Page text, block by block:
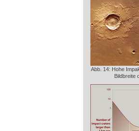
Abb. 14: Hohe
Bildbreite